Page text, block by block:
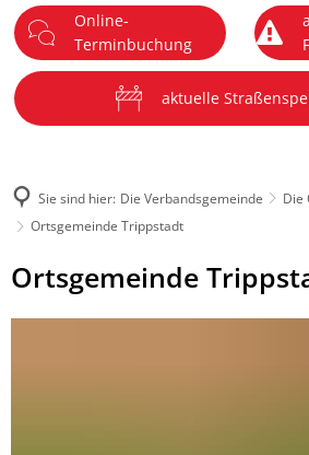
Menü
Online-
Terminbuchung
aktuelle
Sie sind hier: Die Verbandsgemeinde
Die
Ortsgemeinde Trippstadt
Ortsgemeinde
Trippstadt
Ortsgemeinde